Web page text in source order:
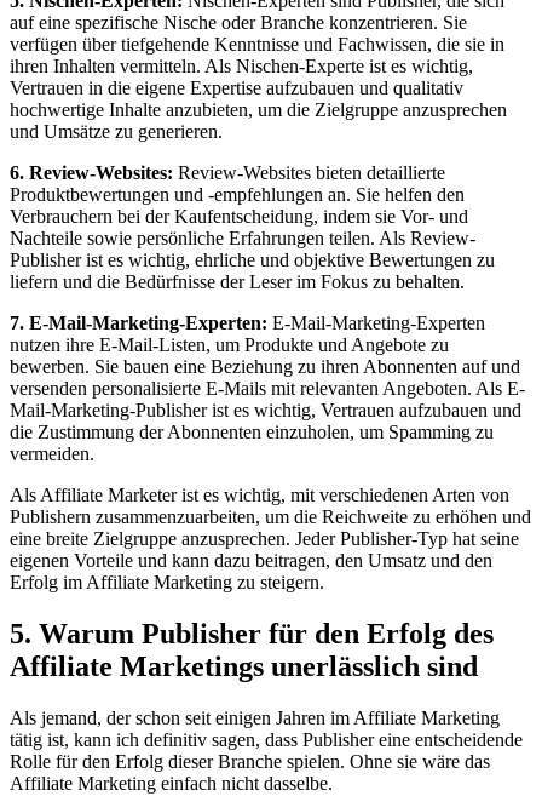
auf eine spezifische Nische oder Branche konzentrieren. Sie
verfügen über tiefgehende Kenntnisse und Fachwissen, die sie in
ihren Inhalten vermitteln. Als Nischen-Experte ist es wichtig,
Vertrauen in die eigene Expertise aufzubauen und qualitativ
hochwertige Inhalte anzubieten, um die Zielgruppe anzusprechen
und Umsätze zu generieren.
6. Review-Websites: Review-Websites bieten detaillierte
Produktbewertungen und -empfehlungen an. Sie helfen den
Verbrauchern bei der Kaufentscheidung, indem sie Vor- und
Nachteile sowie persönliche Erfahrungen teilen. Als Review-
Publisher ist es wichtig, ehrliche und objektive Bewertungen zu
liefern und die Bedürfnisse der Leser im Fokus zu behalten.
7. E-Mail-Marketing-Experten: E-Mail-Marketing-Experten
nutzen ihre E-Mail-Listen, um Produkte und Angebote zu
bewerben. Sie bauen eine Beziehung zu ihren Abonnenten auf und
versenden personalisierte E-Mails mit relevanten Angeboten. Als E-
Mail-Marketing-Publisher ist es wichtig, Vertrauen aufzubauen und
die Zustimmung der Abonnenten einzuholen, um Spamming zu
vermeiden.
Als Affiliate Marketer ist es wichtig, mit verschiedenen Arten von
Publishern zusammenzuarbeiten, um die Reichweite zu erhöhen und
eine breite Zielgruppe anzusprechen. Jeder Publisher-Typ hat seine
eigenen Vorteile und kann dazu beitragen, den Umsatz und den
Erfolg im Affiliate Marketing zu steigern.
5. Warum Publisher für den Erfolg des
Affiliate Marketings unerlässlich sind
Als jemand, der schon seit einigen Jahren im Affiliate Marketing
tätig ist, kann ich definitiv sagen, dass Publisher eine entscheidende
Rolle für den Erfolg dieser Branche spielen. Ohne sie wäre das
Affiliate Marketing einfach nicht dasselbe.